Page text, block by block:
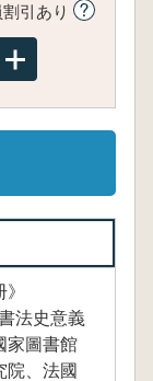
引あり
法史意義
家圖書館
院、法國